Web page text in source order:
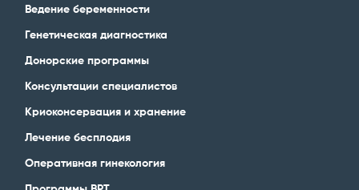
Ведение беременности
Генетическая диагностика
Донорские программы
Консультации специалистов
Криоконсервация и хранение
Лечение бесплодия
Оперативная гинекология